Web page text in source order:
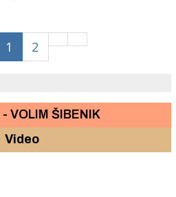
1 2
VOLIM ŠIBENIK
Video